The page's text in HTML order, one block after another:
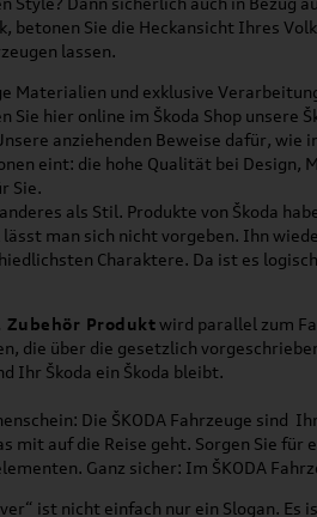
betonen Sie die Heckansicht Ihres
lassen.
Materialien und exklusive
Sie hier online im Škoda Shop unsere
anziehenden Beweise dafür,
eint: die hohe Qualität bei
Sie.
als Stil. Produkte von Škoda
man sich nicht vorgeben. Ihn
Charaktere. Da ist es
Zubehör Produktwird parallel zum
die über die gesetzlich
Ihr Škoda ein Škoda bleibt.
Die ŠKODA Fahrzeuge
mit auf die Reise geht. Sorgen Sie
Ganz sicher: Im ŠKODA
ist nicht einfach nur ein Slogan.